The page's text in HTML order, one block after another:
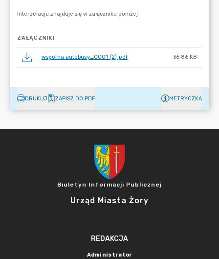
ZAŁĄCZNIKI
wspolna autobusy_0001 (2).pdf 36.86 KB
DRUKUJ ZAPISZ DO PDF METRYCZKA
Biuletyn Informacji Publicznej
Urząd Miasta Żory
REDAKCJA
Administrator